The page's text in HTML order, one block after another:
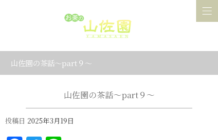
山佐園の茶話～part９～
山佐園の茶話～part９～
投稿日 2025年3月19日